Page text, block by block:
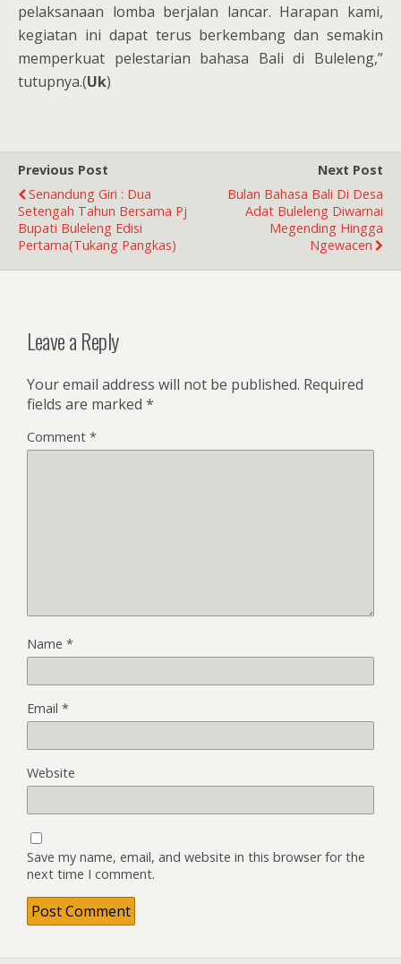
pelaksanaan lomba berjalan lancar. Harapan kami,
kegiatan ini dapat terus berkembang dan semakin
memperkuat pelestarian bahasa Bali di Buleleng,”
tutupnya.(Uk)
Previous Post
Senandung Giri : Dua
Setengah Tahun Bersama Pj
Bupati Buleleng Edisi
Pertama(Tukang Pangkas)
Next Post
Bulan Bahasa Bali Di Desa
Adat Buleleng Diwarnai
Megending Hingga
Ngewacen
Leave a Reply
Your email address will not be published. Required
fields are marked *
Comment *
Name *
Email *
Website
Save my name, email, and website in this browser for the
next time I comment.